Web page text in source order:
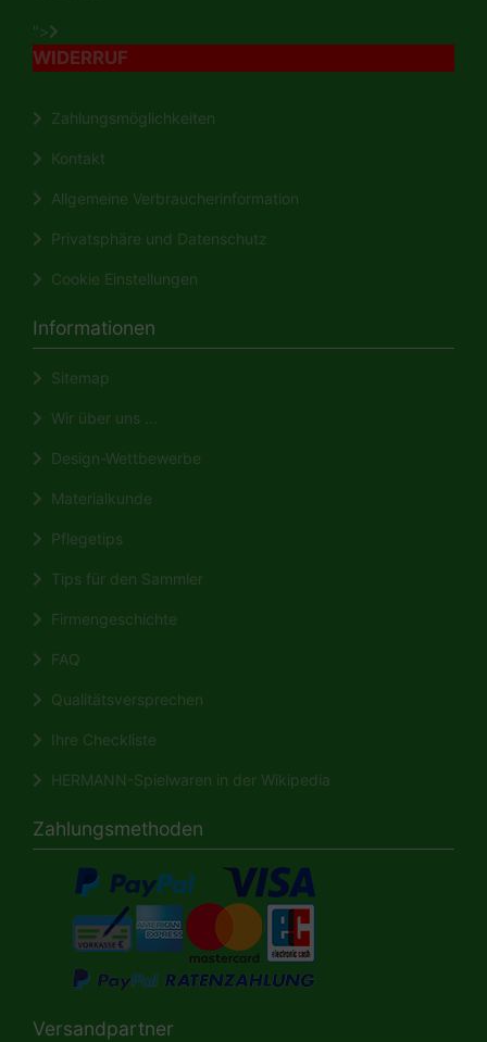
">
WIDERRUF
Zahlungsmöglichkeiten
Kontakt
Allgemeine Verbraucherinformation
Privatsphäre und Datenschutz
Cookie Einstellungen
Informationen
Sitemap
Wir über uns ...
Design-Wettbewerbe
Materialkunde
Pflegetips
Tips für den Sammler
Firmengeschichte
FAQ
Qualitätsversprechen
Ihre Checkliste
HERMANN-Spielwaren in der Wikipedia
Zahlungsmethoden
Versandpartner